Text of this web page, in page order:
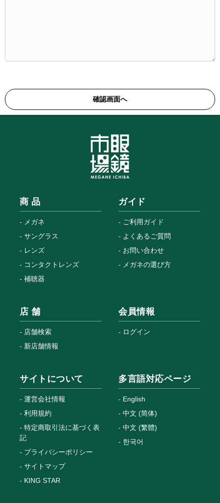
商 品
メガネ
サングラス
レンズ
コンタクトレンズ
補聴器
ガイド
ご利用ガイド
よくあるご質問
お問い合わせ
メガネの選び方
店 舗
店舗検索
新店舗情報
会員情報
ログイン
サイトについて
運営会社情報
利用規約
特定商取引法に基づく表
記
プライバシーポリシー
サイトマップ
KING STAR
多言語対応ページ
English
中文 (简体)
中文 (繁體)
한국어